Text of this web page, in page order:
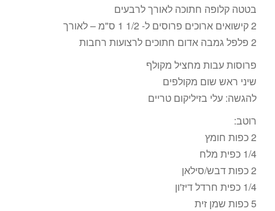
בטטה קלופה חתוכה לאורך לרבעים
2 קישואים ארוכים פרוסים ל- 1/2 1 ס"מ – לאורך
2 פלפל גמבה אדום חתוכים לרצועות רחבות
פרוסות עבות מחציל מקולף
שיני ראש שום מקולפים
להגשה: עלי בזיליקום טריים
רוטב:
2 כפות חומץ
1/4 כפית מלח
2 כפות דבש/סילאן
1/4 כפית חרדל דיז'ון
5 כפות שמן זית